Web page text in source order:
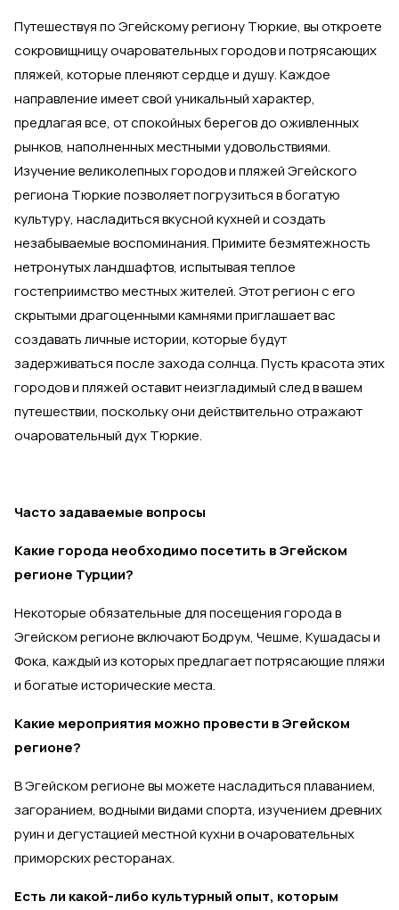
Путешествуя по Эгейскому региону Тюркие, вы откроете
сокровищницу очаровательных городов и потрясающих
пляжей, которые пленяют сердце и душу. Каждое
направление имеет свой уникальный характер,
предлагая все, от спокойных берегов до оживленных
рынков, наполненных местными удовольствиями.
Изучение великолепных городов и пляжей Эгейского
региона Тюркие позволяет погрузиться в богатую
культуру, насладиться вкусной кухней и создать
незабываемые воспоминания. Примите безмятежность
нетронутых ландшафтов, испытывая теплое
гостеприимство местных жителей. Этот регион с его
скрытыми драгоценными камнями приглашает вас
создавать личные истории, которые будут
задерживаться после захода солнца. Пусть красота этих
городов и пляжей оставит неизгладимый след в вашем
путешествии, поскольку они действительно отражают
очаровательный дух Тюркие.
Часто задаваемые вопросы
Какие города необходимо посетить в Эгейском
регионе Турции?
Некоторые обязательные для посещения города в
Эгейском регионе включают Бодрум, Чешме, Кушадасы и
Фока, каждый из которых предлагает потрясающие пляжи
и богатые исторические места.
Какие мероприятия можно провести в Эгейском
регионе?
В Эгейском регионе вы можете насладиться плаванием,
загоранием, водными видами спорта, изучением древних
руин и дегустацией местной кухни в очаровательных
приморских ресторанах.
Есть ли какой-либо культурный опыт, которым